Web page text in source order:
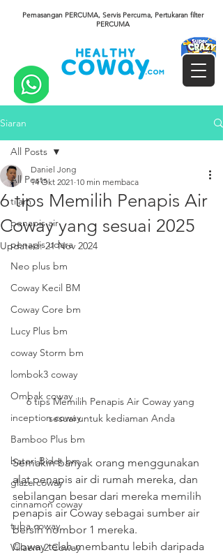
Pemasangan PERCUMA, Servis Percuma, Pertukaran filter
PERCUMA
Siaran
All Posts
tilam
penapis air
penapis udara
Neo plus bm
Coway Kecil BM
Coway Core bm
Lucy Plus bm
coway Storm bm
lombok3 coway
Ombak coway
inception coway
Bamboo Plus bm
bateri Bidet bm
glaze coway
cinnamon coway
tuba coway
Villaem 2 Coway
All Posts
6 tips Memilih Penapis Air
Coway yang sesuai 2025
Daniel Jong
14 Okt 2021 10 min membaca
Updated:21 Nov 2024
6 tips Memilih Penapis Air Coway yang
sesuai untuk kediaman Anda
Semakin banyak orang menggunakan
alat penapis air di rumah mereka, dan
sebilangan besar dari mereka memilih
penapis air Coway sebagai sumber air
bersih nombor 1 mereka.
Coway telah membantu lebih daripada